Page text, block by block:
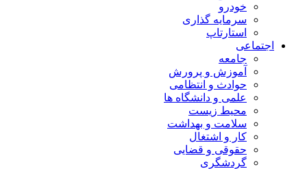
خودرو
سرمایه گذاری
استارتاپ
اجتماعی
جامعه
آموزش و پرورش
حوادث و انتظامی
علمی و دانشگاه ها
محیط زیست
سلامت و بهداشت
کار و اشتغال
حقوقی و قضایی
گردشگری